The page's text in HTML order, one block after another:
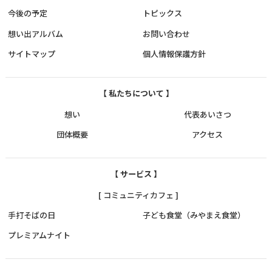
今後の予定
トピックス
想い出アルバム
お問い合わせ
サイトマップ
個人情報保護方針
【 私たちについて 】
想い
代表あいさつ
団体概要
アクセス
【 サービス 】
[ コミュニティカフェ ]
手打そばの日
子ども食堂（みやまえ食堂）
プレミアムナイト